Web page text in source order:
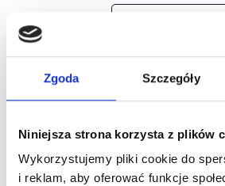
Zgoda Szczegóły
Niniejsza strona korzysta z plików
Wykorzystujemy pliki cookie do
i reklam, aby oferować funkcje